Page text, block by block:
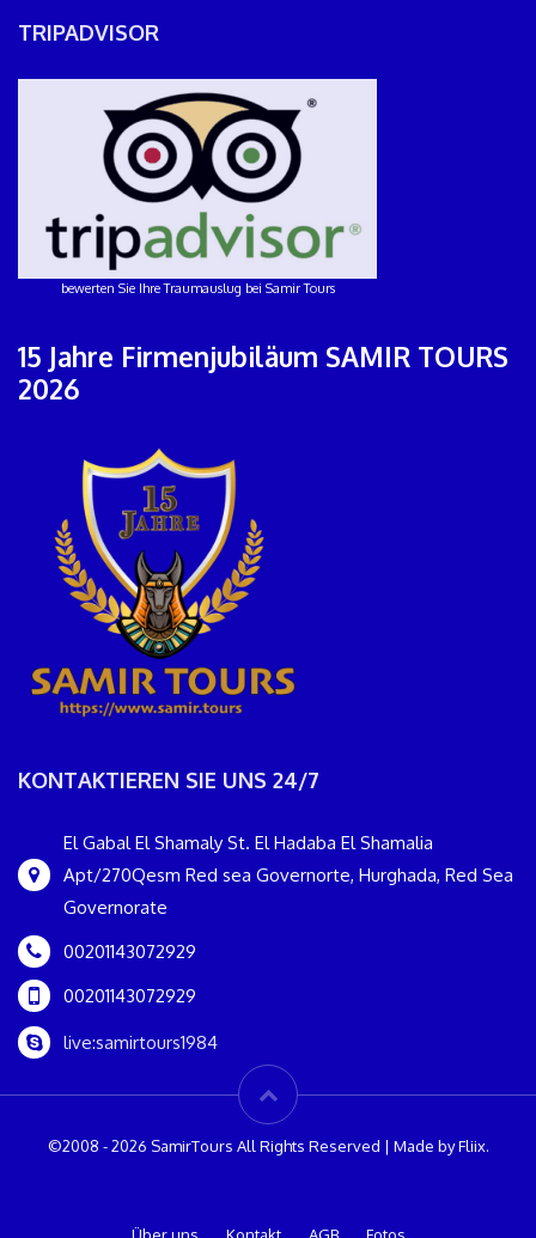
TRIPADVISOR
bewerten Sie Ihre Traumauslug bei Samir Tours
15 Jahre Firmenjubiläum SAMIR TOURS
2026
KONTAKTIEREN SIE UNS 24/7
El Gabal El Shamaly St. El Hadaba El Shamalia
Apt/270Qesm Red sea Governorte, Hurghada, Red Sea
Governorate
00201143072929
00201143072929
live:samirtours1984
©2008 - 2026 SamirTours All Rights Reserved | Made by Fliix.